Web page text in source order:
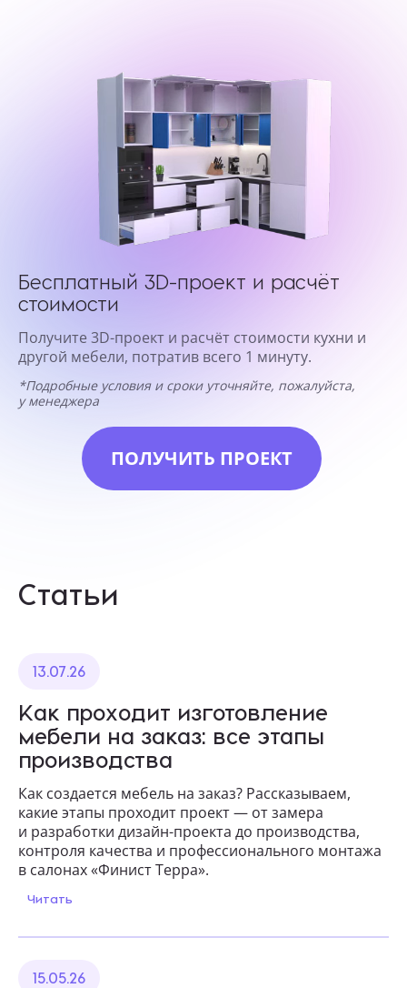
Бесплатный 3D-проект и расчёт
стоимости
Получите 3D-проект и расчёт стоимости кухни и
другой мебели, потратив всего 1 минуту.
*Подробные условия и сроки уточняйте, пожалуйста,
у менеджера
ПОЛУЧИТЬ ПРОЕКТ
Статьи
13.07.26
Как проходит изготовление
мебели на заказ: все этапы
производства
Как создается мебель на заказ? Рассказываем,
какие этапы проходит проект — от замера
и разработки дизайн-проекта до производства,
контроля качества и профессионального монтажа
в салонах «Финист Терра».
Читать
15.05.26